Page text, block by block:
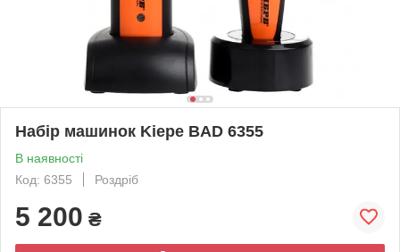
Набір машинок Kiepe BAD 6355
В наявності
Код: 6355
Роздріб
5 200 ₴